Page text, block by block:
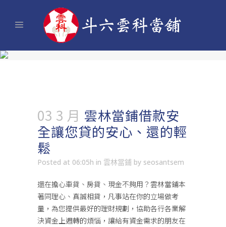
03 3 月 雲林當鋪借款安
全讓您貸的安心、還的輕
鬆
Posted at 06:05h in 雲林當鋪 by seosantsem
還在擔心車貸、房貸、現金不夠用？ 雲林當鋪本
著同理心、真誠相貸，凡事站在你的立場做考
量，為您提供最好的理財規劃，協助各行各業解
決資金上週轉的煩惱，讓給有資金需求的朋友在